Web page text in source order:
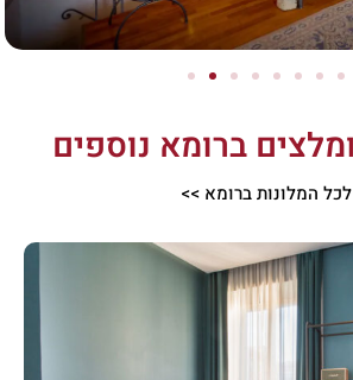
ברומא נוספים
לכל המלונות ברומא >>